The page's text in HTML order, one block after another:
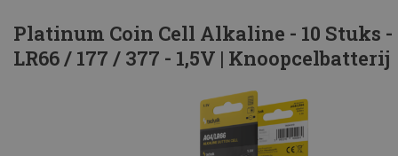
Platinum Coin Cell Alkaline - 10 Stuks -
LR66 / 177 / 377 - 1,5V | Knoopcelbatterij